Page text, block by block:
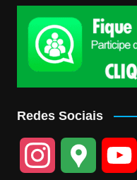
Redes Sociais